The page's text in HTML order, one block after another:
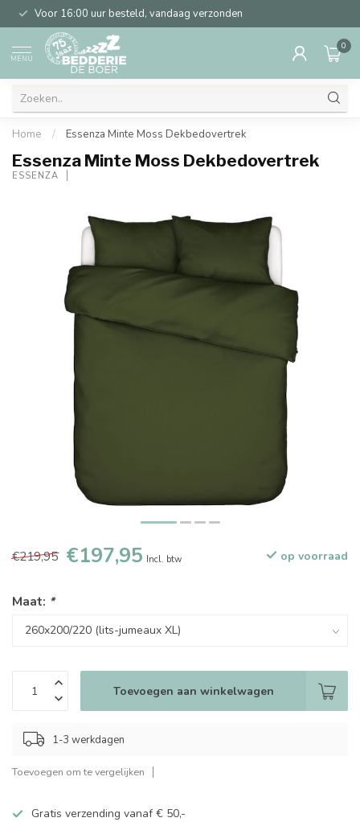
Voor 16:00 uur besteld, vandaag verzonden
MENU
0
Home / Essenza Minte Moss Dekbedovertrek
Essenza Minte Moss Dekbedovertrek
ESSENZA
€219,95 €197,95 Incl. btw op voorraad
Maat: *
Toevoegen aan winkelwagen
1-3 werkdagen
Toevoegen om te vergelijken
Gratis verzending vanaf € 50,-